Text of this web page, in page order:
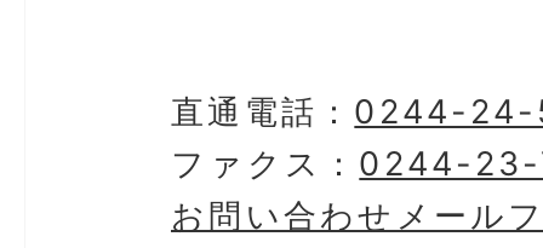
直通電話： 0244-
ファクス： 0244-
お問い合わせメール